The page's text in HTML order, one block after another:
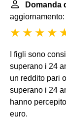
Domanda
I figli sono
superano i 24
un reddito pari
superano i 24
hanno
euro.